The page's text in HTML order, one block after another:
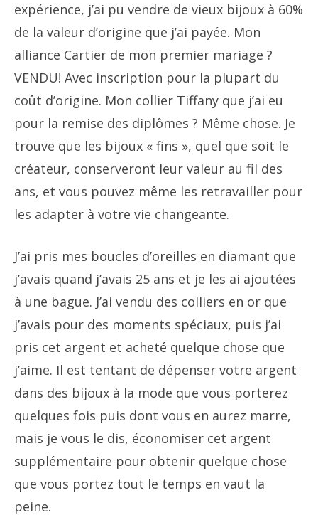
expérience, j’ai pu vendre de vieux bijoux à 60%
de la valeur d’origine que j’ai payée. Mon
alliance Cartier de mon premier mariage ?
VENDU! Avec inscription pour la plupart du
coût d’origine. Mon collier Tiffany que j’ai eu
pour la remise des diplômes ? Même chose. Je
trouve que les bijoux « fins », quel que soit le
créateur, conserveront leur valeur au fil des
ans, et vous pouvez même les retravailler pour
les adapter à votre vie changeante.
J’ai pris mes boucles d’oreilles en diamant que
j’avais quand j’avais 25 ans et je les ai ajoutées
à une bague. J’ai vendu des colliers en or que
j’avais pour des moments spéciaux, puis j’ai
pris cet argent et acheté quelque chose que
j’aime. Il est tentant de dépenser votre argent
dans des bijoux à la mode que vous porterez
quelques fois puis dont vous en aurez marre,
mais je vous le dis, économiser cet argent
supplémentaire pour obtenir quelque chose
que vous portez tout le temps en vaut la
peine.